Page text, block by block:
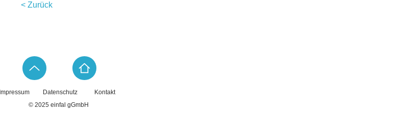
< Zurück
Impressum Datenschutz
Kontakt
© 2025 einfal gGmbH